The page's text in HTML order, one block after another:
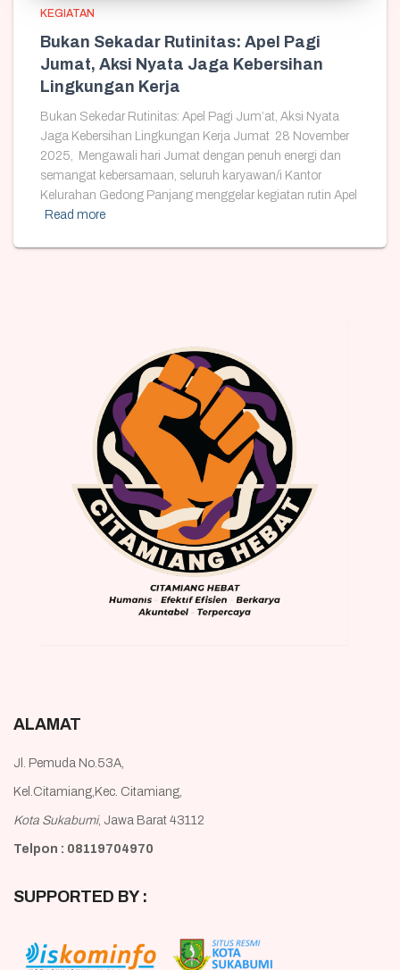
KEGIATAN
Bukan Sekadar Rutinitas: Apel Pagi
Jumat, Aksi Nyata Jaga Kebersihan
Lingkungan Kerja
Bukan Sekedar Rutinitas: Apel Pagi Jum’at, Aksi Nyata
Jaga Kebersihan Lingkungan Kerja Jumat 28 November
2025, Mengawali hari Jumat dengan penuh energi dan
semangat kebersamaan, seluruh karyawan/i Kantor
Kelurahan Gedong Panjang menggelar kegiatan rutin Apel
Read more
ALAMAT
Jl. Pemuda No.53A,
Kel.Citamiang,Kec. Citamiang,
Kota Sukabumi, Jawa Barat 43112
Telpon : 08119704970
SUPPORTED BY :